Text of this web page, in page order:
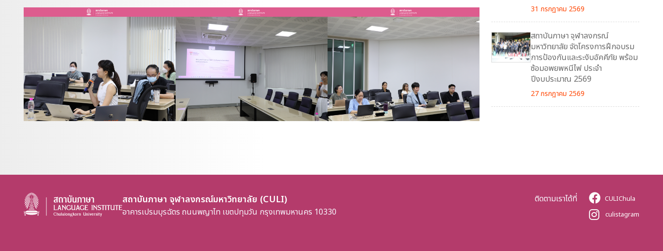
31 กรกฎาคม 2569
สถาบันภาษา จุฬาลงกรณ์
มหาวิทยาลัย จัดโครงการฝึกอบรม
การป้องกันและระงับอัคคีภัย พร้อม
ซ้อมอพยพหนีไฟ ประจำ
ปีงบประมาณ 2569
27 กรกฎาคม 2569
สถาบันภาษา จุฬาลงกรณ์มหาวิทยาลัย (CULI)
อาคารเปรมบุรฉัตร ถนนพญาไท เขตปทุมวัน กรุงเทพมหานคร 10330
ติดตามเราได้ที่
CULIChula
culistagram